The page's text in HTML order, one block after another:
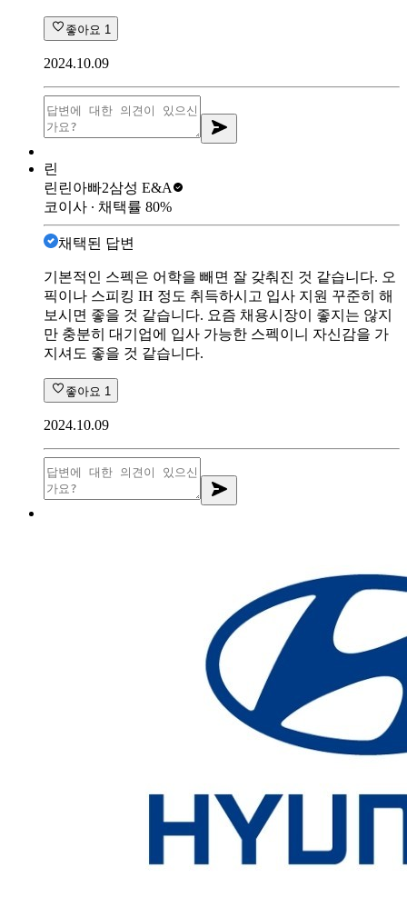
좋아요 1
2024.10.09
린
린린아빠2삼성 E&A
코이사 ∙ 채택률 80%
채택된 답변
기본적인 스펙은 어학을 빼면 잘 갖춰진 것 같습니다. 오
픽이나 스피킹 IH 정도 취득하시고 입사 지원 꾸준히 해
보시면 좋을 것 같습니다. 요즘 채용시장이 좋지는 않지
만 충분히 대기업에 입사 가능한 스펙이니 자신감을 가
지셔도 좋을 것 같습니다.
좋아요 1
2024.10.09